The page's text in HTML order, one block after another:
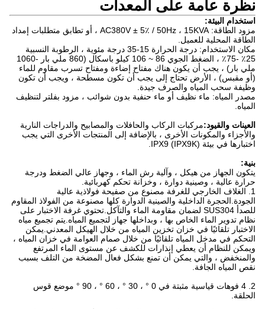
نظرة عامة على المعدات
استخدام البيئة:
مزود الطاقة: AC380V ± 5٪ / 50Hz ، 15KVA ، أو تطابق متطلبات إمداد
الطاقة المحلية للعميل.
مكان الاستخدام: درجة الحرارة 15-35 درجة مئوية ، الرطوبة النسبية
25٪ -75٪ ، الضغط الجوي 86 ~ 106 كيلو باسكال (860 ملي بار -1060
ملي بار) ، يجب أن يكون هناك مفتاح إضاءة ومفتاح تسرب مقاوم للماء
(أو مقبس) ، الأرض تحتاج إلى يجب أن تكون مسطحة ، ويجب أن تكون
وظيفة سحب المياه والصرف جيدة.
مصدر المياه: ماء نظيف أو ماء حنفية بدون شوائب ، مزود بفلتر لتنظيف
المياه.
العينات والقيود:مركبات الركاب والحافلات والمصابيح والدراجات النارية
والأجزاء والمكونات الأخرى ، بالإضافة إلى المنتجات الأخرى التي يجب
اختبارها في بيئة IPX9 (IPX9K).
بنية:
يتكون الجهاز من هيكل ، وآلية رش الماء ، وجهاز عالي الضغط ودرجة
حرارة عالية ، وصينية دوارة ، وخزانة تحكم كهربائية.
1. الغلاف الخارجي للغرفة مصنوع من صفيحة فولاذية عالية
الجودة.الحجرة الداخلية والصينية الدوارة كلها مصنوعة من الفولاذ المقاوم
للصدأ SUS304 لضمان مقاومة الماء والتآكل.تحتوي غرفة الاختبار على
نظام تدوير الماء الخاص بها ، وبداخلها جهاز لتجميع المياه.يتم تجميع مياه
الاختبار تلقائيًا في خزان تخزين المياه من خلال الهيكل المعدني.يمكن
التحكم في مدخل المياه تلقائيًا من خلال صمام العوامة في خزان المياه ،
ويمكن للنظام أن يعطي إنذارات للكشف عن مستوى الماء المرتفع
والمنخفض ، والتي يمكن أن تمنع بشكل فعال المضخة من التلف بسبب
نقص المياه الجافة.
2. 4 فوهات قياسية مثبتة في 0 ° ، 30 ° ، 60 ° ، 90 ° موضع قوس
الحلقة.